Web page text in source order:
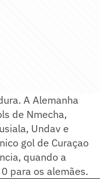
A Alemanha
de Nmecha,
Undav e
gol de Curaçao
quando a
para os alemães.